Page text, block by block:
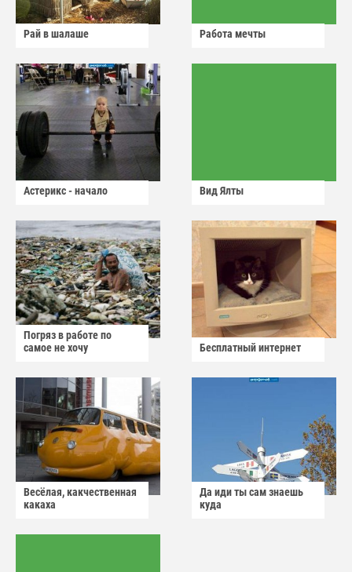
Рай в шалаше Работа мечты
Астерикс - начало Вид Ялты
Погряз в работе по
самое не хочу
Бесплатный интернет
Весёлая, какчественная
какаха
Да иди ты сам знаешь
куда